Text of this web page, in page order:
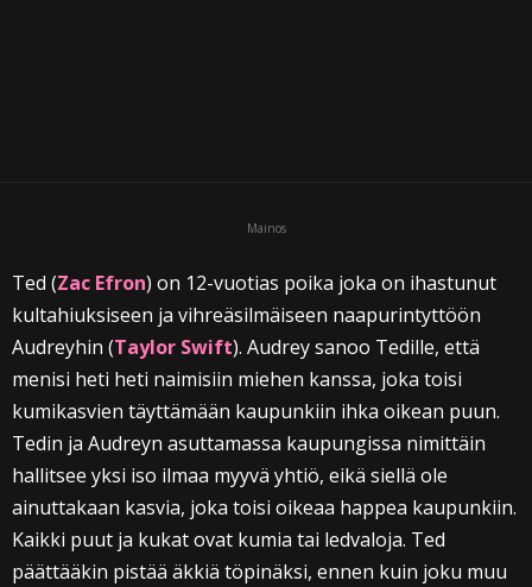
Mainos
Ted (Zac Efron) on 12-vuotias poika joka on ihastunut
kultahiuksiseen ja vihreäsilmäiseen naapurintyttöön
Audreyhin (Taylor Swift). Audrey sanoo Tedille, että
menisi heti heti naimisiin miehen kanssa, joka toisi
kumikasvien täyttämään kaupunkiin ihka oikean puun.
Tedin ja Audreyn asuttamassa kaupungissa nimittäin
hallitsee yksi iso ilmaa myyvä yhtiö, eikä siellä ole
ainuttakaan kasvia, joka toisi oikeaa happea kaupunkiin.
Kaikki puut ja kukat ovat kumia tai ledvaloja. Ted
päättääkin pistää äkkiä töpinäksi, ennen kuin joku muu